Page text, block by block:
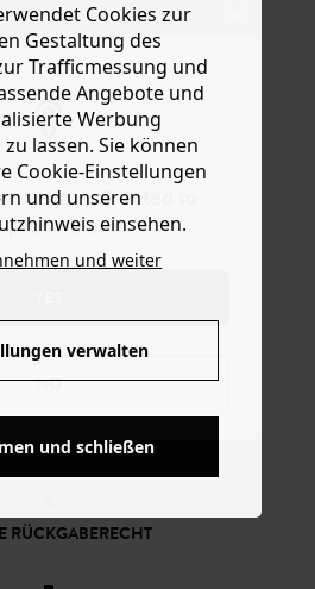
to be redirected to
?
NO
oder umzutauschen.
Wickelrock in Pareo-
Innenknopf hat vorne
Enthält 100 % Lyocell aus
Forstwirtschaft.
LIEFERUNG
Ab 60€*
RÜCKGABERECHT
Cookies zur
Gestaltung des
Trafficmessung und
Angebote und
Werbung
lassen. Sie können
Cookie-Einstellungen
und unseren
einsehen.
und weiter
verwalten
und schließen